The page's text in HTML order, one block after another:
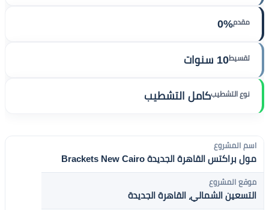
مقدم0%
تقسيط10 سنوات
نوع التشطيبكامل التشطيب
اسم المشروع
مول براكتس القاهرة الجديدة Brackets New Cairo
موقع المشروع
التسعين الشمالي، القاهرة الجديدة